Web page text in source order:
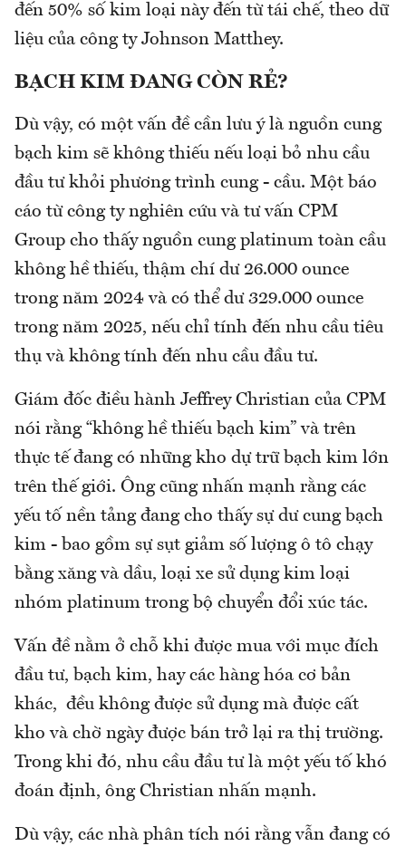
đến 50% số kim loại này đến từ tái chế, theo dữ
liệu của công ty Johnson Matthey.
BẠCH KIM ĐANG CÒN RẺ?
Dù vậy, có một vấn đề cần lưu ý là nguồn cung
bạch kim sẽ không thiếu nếu loại bỏ nhu cầu
đầu tư khỏi phương trình cung - cầu. Một báo
cáo từ công ty nghiên cứu và tư vấn CPM
Group cho thấy nguồn cung platinum toàn cầu
không hề thiếu, thậm chí dư 26.000 ounce
trong năm 2024 và có thể dư 329.000 ounce
trong năm 2025, nếu chỉ tính đến nhu cầu tiêu
thụ và không tính đến nhu cầu đầu tư.
Giám đốc điều hành Jeffrey Christian của CPM
nói rằng “không hề thiếu bạch kim” và trên
thực tế đang có những kho dự trữ bạch kim lớn
trên thế giới. Ông cũng nhấn mạnh rằng các
yếu tố nền tảng đang cho thấy sự dư cung bạch
kim - bao gồm sự sụt giảm số lượng ô tô chạy
bằng xăng và dầu, loại xe sử dụng kim loại
nhóm platinum trong bộ chuyển đổi xúc tác.
Vấn đề nằm ở chỗ khi được mua với mục đích
đầu tư, bạch kim, hay các hàng hóa cơ bản
khác, đều không được sử dụng mà được cất
kho và chờ ngày được bán trở lại ra thị trường.
Trong khi đó, nhu cầu đầu tư là một yếu tố khó
đoán định, ông Christian nhấn mạnh.
Dù vậy, các nhà phân tích nói rằng vẫn đang có